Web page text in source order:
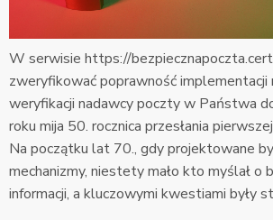
W serwisie https://
zweryfikować poprawność implementacji
weryfikacji nadawcy poczty w Państwa
roku mija 50. rocznica przesłania
Na początku lat 70., gdy projektowane
mechanizmy, niestety mało kto myślał o
informacji, a kluczowymi kwestiami były